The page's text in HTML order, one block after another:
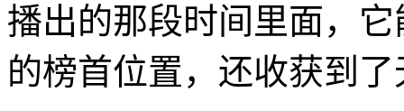
播出的那段时间里面，
的榜首位置，还收获到